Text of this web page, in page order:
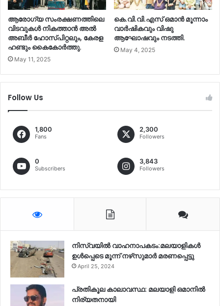
ആരോഗ്യ സംരക്ഷണത്തിലെ
വിടവുകൾ നികത്താൻ അൽ
അബീർ ഹോസ്പിറ്റലും, കേരള
ഹണ്ടും കൈകോർത്തു.
May 11, 2025
കെ.വി.വി.എസ് ഒമാൻ മൂന്നാം
വാർഷികവും വിഷു
ആഘോഷവും നടത്തി.
May 4, 2025
Follow Us
1,800
Fans
2,300
Followers
0
Subscribers
3,843
Followers
നിസ്‌വയിൽ വാഹനാപകടം:മലയാളികള്‍
ഉള്‍പ്പെടെ മൂന്ന് നഴ്‌സുമാര്‍ മരണപ്പെട്ടു
April 25, 2024
പ്രതികൂല കാലാവസ്ഥ: മലയാളി ഒമാനിൽ
നിര്യതനായി